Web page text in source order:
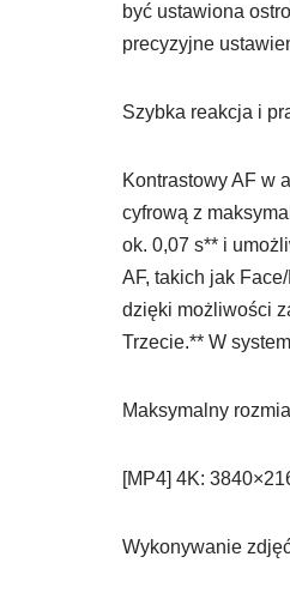
być ustawiona
precyzyjne
Szybka reakcja i
Kontrastowy AF w
cyfrową z
ok. 0,07 s** i
AF, takich jak
dzięki możliwości
Trzecie.** W
Maksymalny
[MP4] 4K:
Wykonywanie